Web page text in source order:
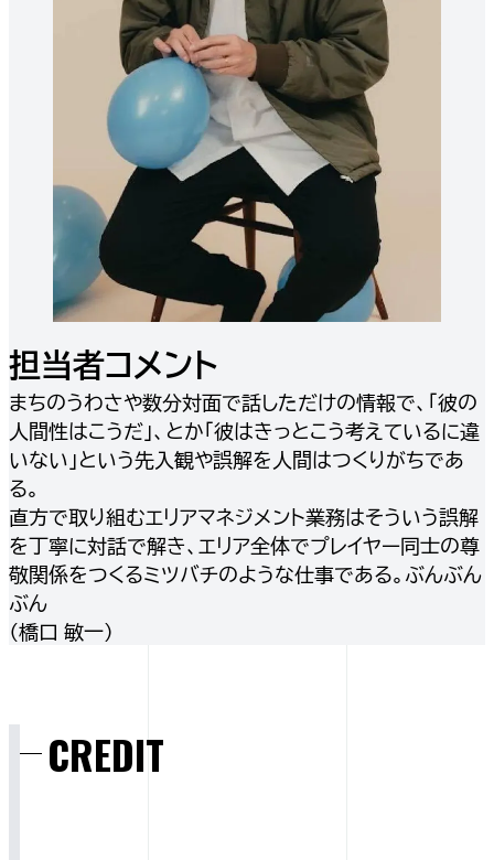
担当者コメント
まちのうわさや数分対面で話しただけの情報で、「彼の
人間性はこうだ」、とか「彼はきっとこう考えているに違
いない」という先入観や誤解を人間はつくりがちであ
る。
直方で取り組むエリアマネジメント業務はそういう誤解
を丁寧に対話で解き、エリア全体でプレイヤー同士の尊
敬関係をつくるミツバチのような仕事である。ぶんぶん
ぶん
（橋口 敏一）
CREDIT